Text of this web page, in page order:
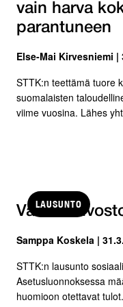
vain harva
parantuneen
Else-Mai Kirvesniemi |
STTK:n teettämä tuore
suomalaisten
viime vuosina. Lähes
LAUSUNTO
Samppa Koskela |
STTK:n lausunto
Asetusluonnoksessa
huomioon otettavat